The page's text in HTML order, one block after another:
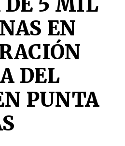
EN
DEL
PUNTA